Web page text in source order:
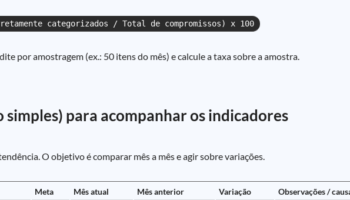
categorizados / Total de compromissos) x 100
por amostragem (ex.: 50 itens do mês) e calcule a taxa sobre a amostra.
simples) para acompanhar os indicadores
O objetivo é comparar mês a mês e agir sobre variações.
Meta Mês atual Mês anterior Variação
Observações /